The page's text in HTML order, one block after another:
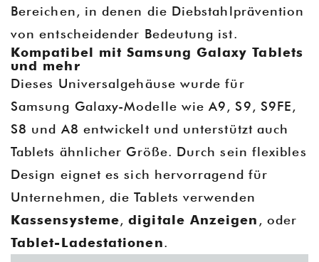
Bereichen, in denen die Diebstahlprävention
von entscheidender Bedeutung ist.
Kompatibel mit Samsung Galaxy Tablets
und mehr
Dieses Universalgehäuse wurde für
Samsung Galaxy-Modelle wie A9, S9, S9FE,
S8 und A8 entwickelt und unterstützt auch
Tablets ähnlicher Größe. Durch sein flexibles
Design eignet es sich hervorragend für
Unternehmen, die Tablets verwenden
Kassensysteme,digitale Anzeigen , oder
Tablet-Ladestationen.